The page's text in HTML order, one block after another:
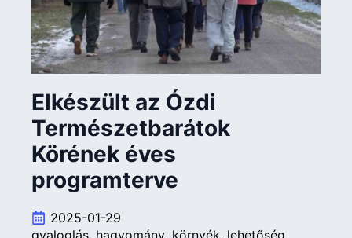
Elkészült az Ózdi
Természetbarátok
Körének éves
programterve
2025-01-29